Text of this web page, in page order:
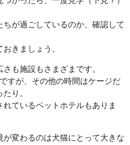
が過ごしているのか、確認して
きましょう。
も施設もさまざまです。
すが、その他の時間はケージだ
り。
ているペットホテルもありま
が変わるのは犬猫にとって大きな